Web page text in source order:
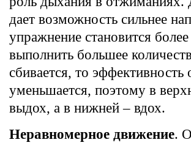
дает возможность сильнее
упражнение становится
выполнить большее
сбивается, то
уменьшается, поэтому в
выдох, а в нижней – вдох.
Неравномерное движение.